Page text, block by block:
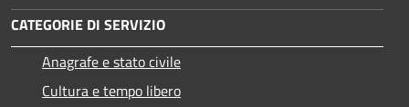
CATEGORIE DI SERVIZIO
Anagrafe e stato civile
Cultura e tempo libero